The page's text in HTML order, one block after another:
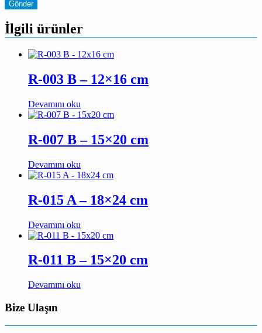
İlgili ürünler
R-003 B – 12×16 cm
Devamını oku
R-007 B – 15×20 cm
Devamını oku
R-015 A – 18×24 cm
Devamını oku
R-011 B – 15×20 cm
Devamını oku
Bize Ulaşın